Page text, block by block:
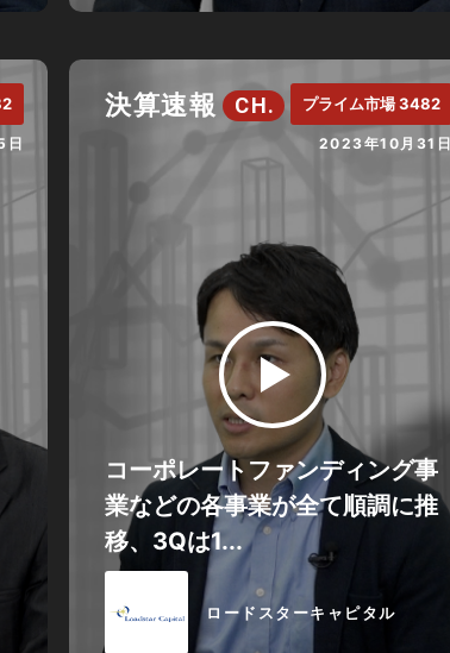
決算速報 CH. プライム市場 3482
2023年10月31日
ロードスターキャピタル
コーポレートファンディング事
業などの各事業が全て順調に推
移、3Qは1...